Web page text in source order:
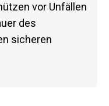
vor Unfällen
des
sicheren